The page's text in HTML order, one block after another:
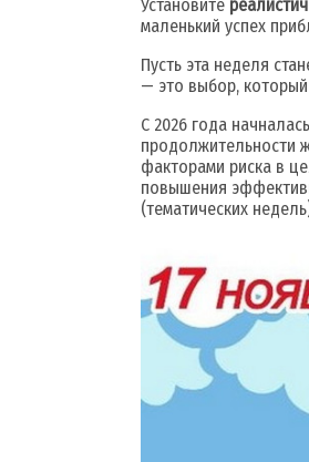
Установите
маленький успех
Пусть эта неделя
— это выбор,
С 2026 года
продолжительности
факторами риска в
повышения
(тематических